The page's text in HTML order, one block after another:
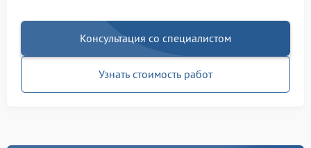
Консультация со специалистом
Узнать стоимость работ